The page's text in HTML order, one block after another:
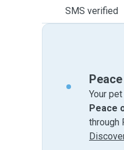
SMS verified
Your
Peace
through